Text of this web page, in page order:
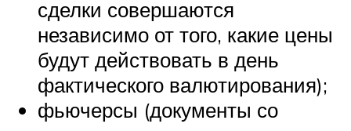
сделки совершаются
независимо от того, какие цены
будут действовать в день
фактического валютирования);
фьючерсы (документы со